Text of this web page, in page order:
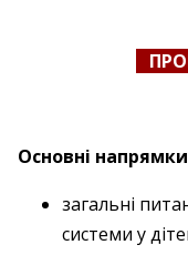
Основні
загальні
системи у